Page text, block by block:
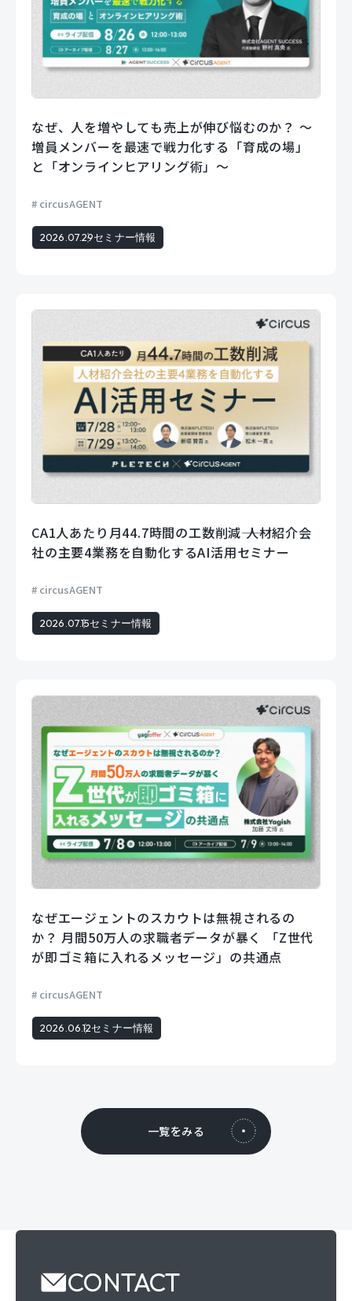
一覧をみる
なぜ、人を増やしても売上が伸び悩むのか？ 〜
増員メンバーを最速で戦力化する「育成の場」
と「オンラインヒアリング術」〜
circusAGENT
2026.07.29セミナー情報
CA1人あたり月44.7時間の工数削減―― 人材紹介会
社の主要4業務を自動化するAI活用セミナー
circusAGENT
2026.07.15セミナー情報
なぜエージェントのスカウトは無視されるの
か？ 月間50万人の求職者データが暴く 「Z世代
が即ゴミ箱に入れるメッセージ」の共通点
circusAGENT
2026.06.12セミナー情報
CONTACT